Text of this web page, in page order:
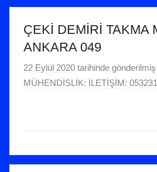
ÇEKİ DEMİRİ TAKMA
ANKARA 049
22 Eylül 2020 tarihinde gönderilmiş
MÜHENDİSLİK: İLETİŞİM: